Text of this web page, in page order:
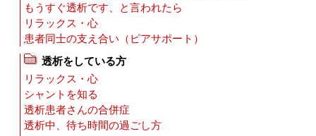
もうすぐ透析です、と言われたら
リラックス・心
患者同士の支え合い（ピアサポート）
透析をしている方
リラックス・心
シャントを知る
透析患者さんの合併症
透析中、待ち時間の過ごし方